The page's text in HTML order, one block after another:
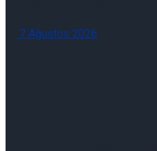
7 Ağustos 2026